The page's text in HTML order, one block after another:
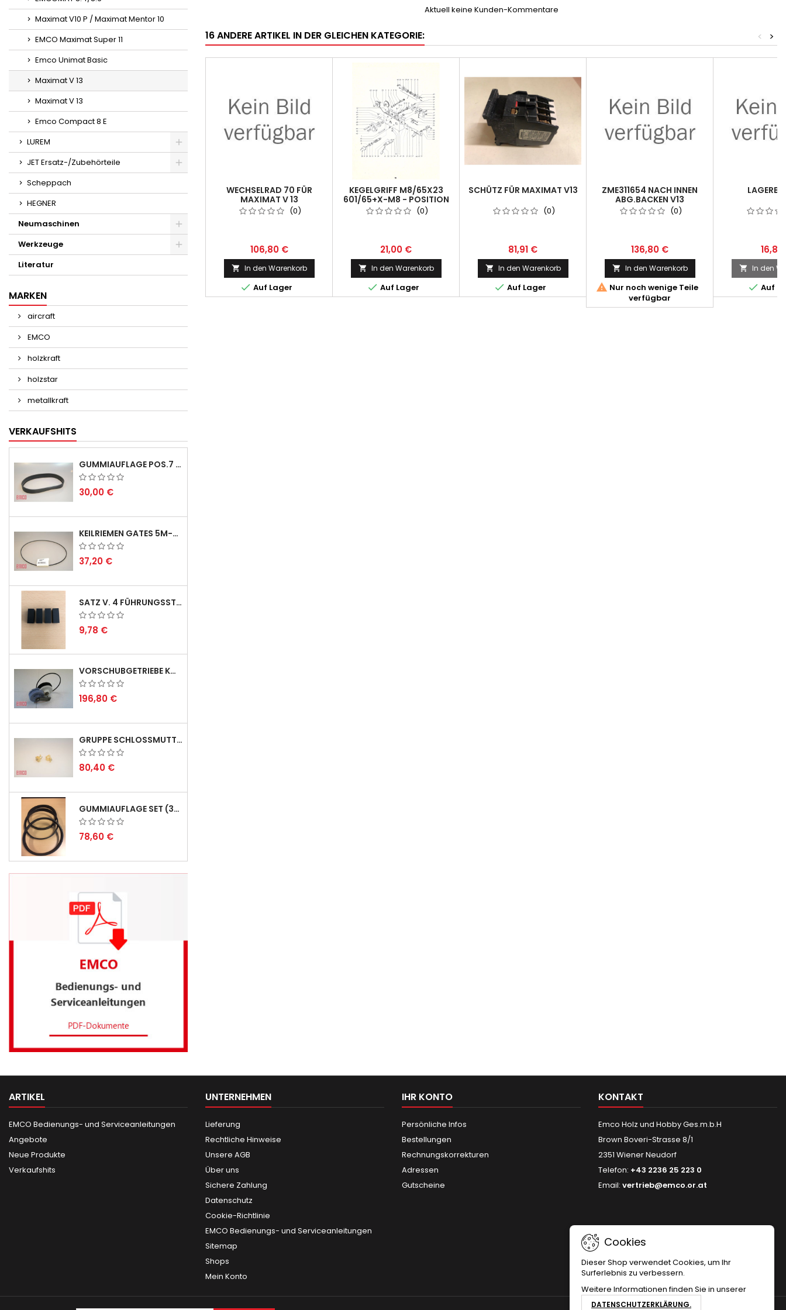
Maximat V10 P / Maximat Mentor 10
EMCO Maximat Super 11
Emco Unimat Basic
Maximat V 13
Maximat V 13
Emco Compact 8 E
LUREM
JET Ersatz-/Zubehörteile
Scheppach
HEGNER
Neumaschinen
Werkzeuge
Literatur
MARKEN
aircraft
EMCO
holzkraft
holzstar
metallkraft
VERKAUFSHITS
GUMMIAUFLAGE POS.7 FÜR EMCO SWING UND BS 3 - LIEFERVERZÖGERUNG AUGUST/ SEPTEMBER 2026
30,00 €
KEILRIEMEN GATES 5M-690 USA B1 - VEE-BELT - POSITION 23.
37,20 €
SATZ V. 4 FÜHRUNGSSTIFTEN FÜR EMCO SWING
9,78 €
VORSCHUBGETRIEBE KOMPL. F. REX 2000 MIT KEILRIEMEN - DERZEIT NICHT LAGERND
196,80 €
GRUPPE SCHLOSSMUTTER METRISCH
80,40 €
GUMMIAUFLAGE SET (3STÜCK) FÜR EMCO SWING UND BS 3 - LIEFERVERZÖGERUNG AUGUST 2026
78,60 €
Aktuell keine Kunden-Kommentare
16 ANDERE ARTIKEL IN DER GLEICHEN KATEGORIE: >
<
WECHSELRAD 70 FÜR
MAXIMAT V 13
(0)
106,80 €
 In den Warenkorb
 Auf Lager
KEGELGRIFF M8/65X23
601/65+X-M8 - POSITION
70
(0)
21,00 €
 In den Warenkorb
 Auf Lager
SCHÜTZ FÜR MAXIMAT V13
(0)
81,91 €
 In den Warenkorb
 Auf Lager
ZME311654 NACH INNEN
ABG.BACKEN V13
(0)
136,80 €
 In den Warenkorb
 Nur noch wenige Teile
verfügbar
 In den
 Auf
ARTIKEL
EMCO Bedienungs- und Serviceanleitungen
Angebote
Neue Produkte
Verkaufshits
UNTERNEHMEN
Lieferung
Rechtliche Hinweise
Unsere AGB
Über uns
Sichere Zahlung
Datenschutz
Cookie-Richtlinie
EMCO Bedienungs- und Serviceanleitungen
Sitemap
Shops
Mein Konto
IHR KONTO
Persönliche Infos
Bestellungen
Rechnungskorrekturen
Adressen
Gutscheine
KONTAKT
Emco Holz und Hobby Ges.m.b.H
Brown Boveri-Strasse 8/1
2351 Wiener Neudorf
Telefon: +43 2236 25 223 0
Email: vertrieb@emco.or.at
Cookies
Dieser Shop verwendet Cookies, um Ihr
Surferlebnis zu verbessern.
Weitere Informationen finden Sie in unserer
DATENSCHUTZERKLÄRUNG.